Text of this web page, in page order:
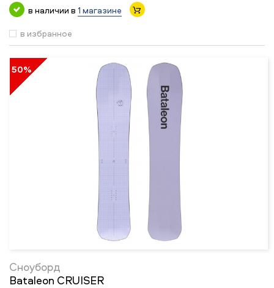
в наличии в 1 магазине
в избранное
50%
Сноуборд
Bataleon CRUISER